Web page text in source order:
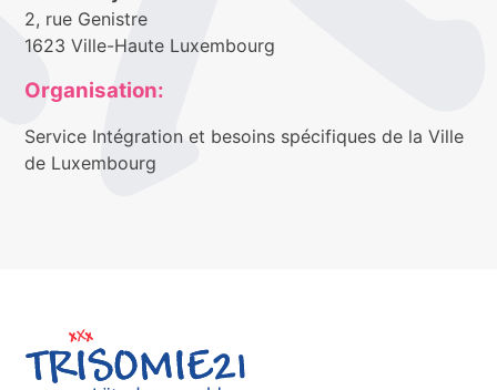
2, rue Genistre
1623 Ville-Haute Luxembourg
Organisation:
Service Intégration et besoins spécifiques de la Ville
de Luxembourg